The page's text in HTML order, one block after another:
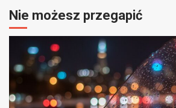
Nie możesz przegapić